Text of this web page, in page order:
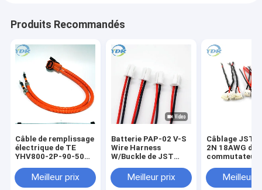
Produits Recommandés
Câble de remplissage
électrique de TE
YHV800-2P-90-50M-
Meilleur prix
Batterie PAP-02 V-S
Wire Harness
W/Buckle de JST
Meilleur prix
Câblage JST
2N 18AWG de
commutateur
Meilleur